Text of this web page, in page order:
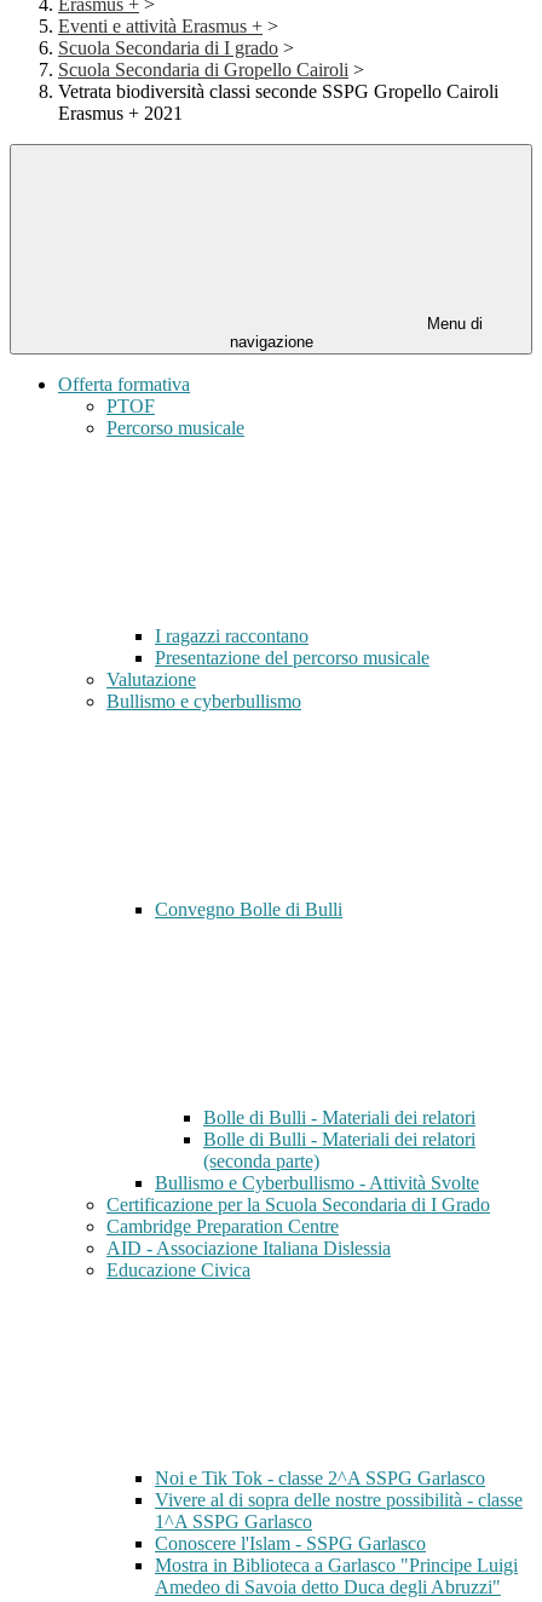
Erasmus + >
Eventi e attività Erasmus + >
Scuola Secondaria di I grado >
Scuola Secondaria di Gropello Cairoli >
Vetrata biodiversità classi seconde SSPG Gropello Cairoli
Erasmus + 2021
Menu di
navigazione
Offerta formativa
PTOF
Percorso musicale
I ragazzi raccontano
Presentazione del percorso musicale
Valutazione
Bullismo e cyberbullismo
Convegno Bolle di Bulli
Bolle di Bulli - Materiali dei relatori
Bolle di Bulli - Materiali dei relatori
(seconda parte)
Bullismo e Cyberbullismo - Attività Svolte
Certificazione per la Scuola Secondaria di I Grado
Cambridge Preparation Centre
AID - Associazione Italiana Dislessia
Educazione Civica
Noi e Tik Tok - classe 2^A SSPG Garlasco
Vivere al di sopra delle nostre possibilità - classe
1^A SSPG Garlasco
Conoscere l'Islam - SSPG Garlasco
Mostra in Biblioteca a Garlasco "Principe Luigi
Amedeo di Savoia detto Duca degli Abruzzi"